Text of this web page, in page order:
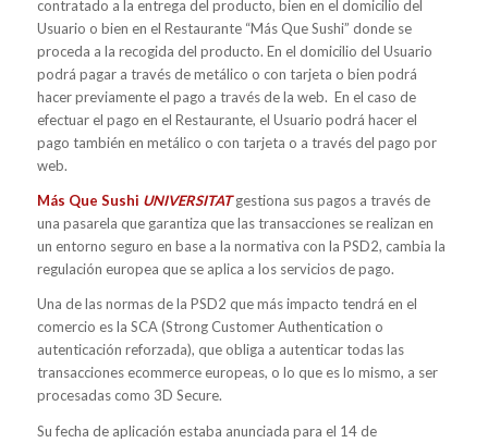
contratado a la entrega del producto, bien en el domicilio del
Usuario o bien en el Restaurante “Más Que Sushi” donde se
proceda a la recogida del producto. En el domicilio del Usuario
podrá pagar a través de metálico o con tarjeta o bien podrá
hacer previamente el pago a través de la web. En el caso de
efectuar el pago en el Restaurante, el Usuario podrá hacer el
pago también en metálico o con tarjeta o a través del pago por
web.
Más Que Sushi UNIVERSITATgestiona sus pagos a través de
una pasarela que garantiza que las transacciones se realizan en
un entorno seguro en base a la normativa con la PSD2, cambia la
regulación europea que se aplica a los servicios de pago.
Una de las normas de la PSD2 que más impacto tendrá en el
comercio es la SCA (Strong Customer Authentication o
autenticación reforzada), que obliga a autenticar todas las
transacciones ecommerce europeas, o lo que es lo mismo, a ser
procesadas como 3D Secure.
Su fecha de aplicación estaba anunciada para el 14 de